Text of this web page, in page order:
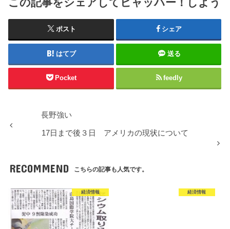
この記事をシェアしてヒャッハー！しよう
ポスト シェア
はてブ 送る
Pocket feedly
長野強い
17日まで後３日 アメリカの現状について
RECOMMEND こちらの記事も人気です。
経済情報 経済情報